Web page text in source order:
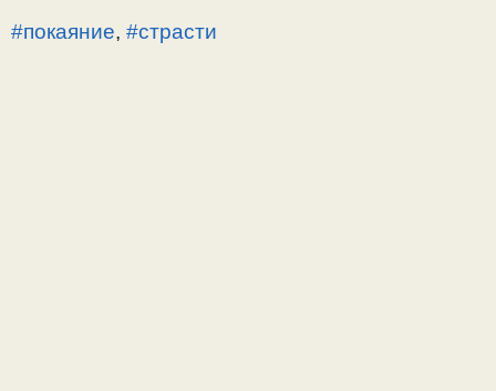
#покаяние, #страсти